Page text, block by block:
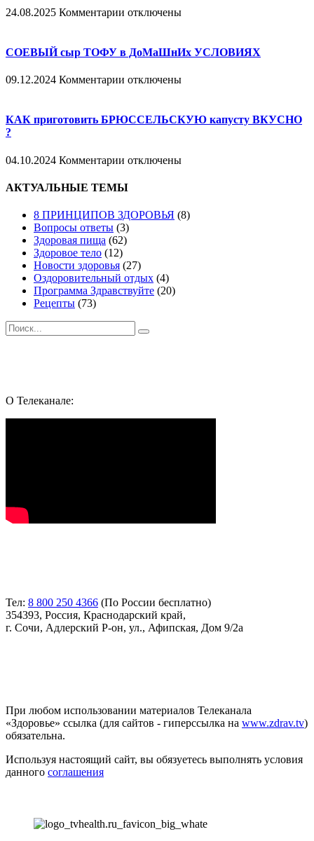
24.08.2025 Комментарии к
ДЕСЕРТЫ
из
отключены
СОЕВЫЙ сыр ТОФУ в ДоМаШнИх УСЛОВИЯХ
09.12.2024 Комментарии к
сыр
УСЛОВИЯХ
отключены
КАК приготовить БРЮССЕЛЬСКУЮ капусту ВКУСНО
?
04.10.2024 Комментарии к
КАК
БРЮССЕЛЬСКУЮ
капусту
ВКУСНО
?
отключены
АКТУАЛЬНЫЕ ТЕМЫ
8 ПРИНЦИПОВ ЗДОРОВЬЯ (8)
Вопросы ответы (3)
Здоровая пища (62)
Здоровое тело (12)
Новости здоровья (27)
Оздоровительный отдых (4)
Программа Здравствуйте (20)
Рецепты (73)
Поиск
О Телеканале:
Тел: 8 800 250 4366 (По России бесплатно)
354393, Россия, Краснодарский край,
г. Сочи, Адлерский Р-он, ул., Афипская, Дом 9/2а
При любом использовании материалов Телеканала
«Здоровье» ссылка (для сайтов - гиперссылка на www.zdrav.tv)
обязательна.
Используя настоящий сайт, вы обязуетесь выполнять условия
данного соглашения